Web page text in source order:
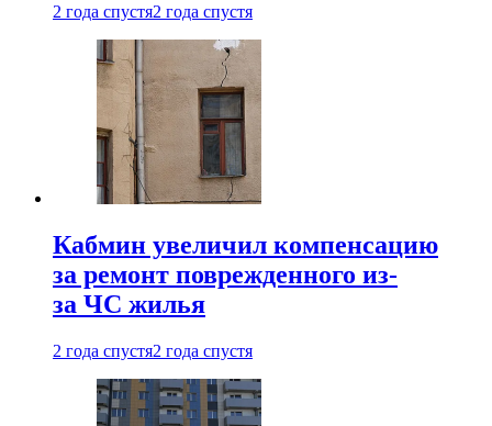
2 года спустя2 года спустя
Кабмин увеличил компенсацию
за ремонт поврежденного из-
за ЧС жилья
2 года спустя2 года спустя